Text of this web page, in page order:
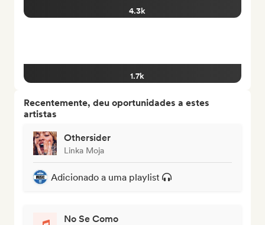
4.3k
1.7k
Recentemente, deu oportunidades a estes
artistas
Othersider
Linka Moja
Adicionado a uma playlist
No Se Como